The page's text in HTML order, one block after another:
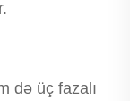
də üç fazalı